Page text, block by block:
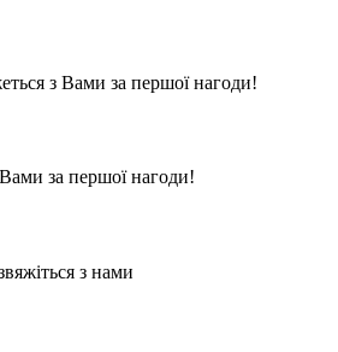
з Вами за першої нагоди!
за першої нагоди!
з нами